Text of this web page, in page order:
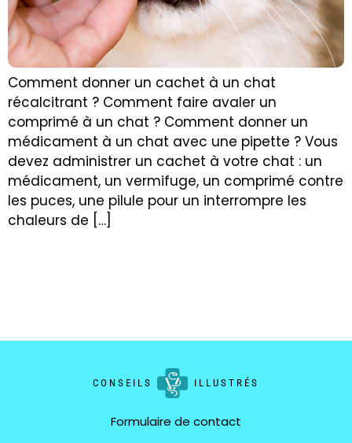
Comment donner un cachet à un chat
récalcitrant ? Comment faire avaler un
comprimé à un chat ? Comment donner un
médicament à un chat avec une pipette ? Vous
devez administrer un cachet à votre chat : un
médicament, un vermifuge, un comprimé contre
les puces, une pilule pour un interrompre les
chaleurs de […]
CONSEILS ILLUSTRÉS
Formulaire de contact